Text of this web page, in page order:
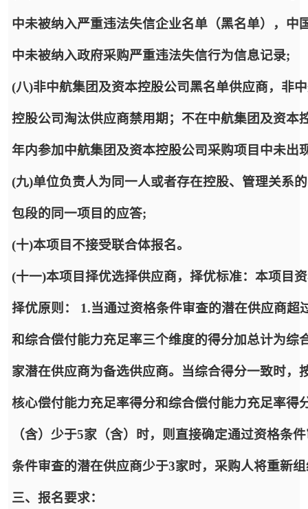
中未被纳入严重违法失信企业名单（黑名单），中
中未被纳入政府采购严重违法失信行为信息记录;
(八)非中航集团及资本控股公司黑名单供应商，非
控股公司淘汰供应商禁用期；不在中航集团及资
年内参加中航集团及资本控股公司采购项目中未出
(九)单位负责人为同一人或者存在控股、管理关系
包段的同一项目的应答;
(十)本项目不接受联合体报名。
(十一)本项目择优选择供应商，择优标准：本项目
择优原则： 1.当通过资格条件审查的潜在供应商
和综合偿付能力充足率三个维度的得分加总计为
家潜在供应商为备选供应商。当综合得分一致时
核心偿付能力充足率得分和综合偿付能力充足率得
（含）少于5家（含）时，则直接确定通过资格条
条件审查的潜在供应商少于3家时，采购人将重新
三、报名要求：